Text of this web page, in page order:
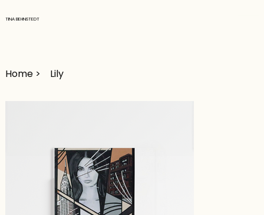
TINA BEHNSTEDT
Home > Lily